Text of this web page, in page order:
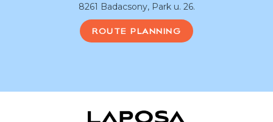
8261 Badacsony, Park u. 26.
ROUTE PLANNING